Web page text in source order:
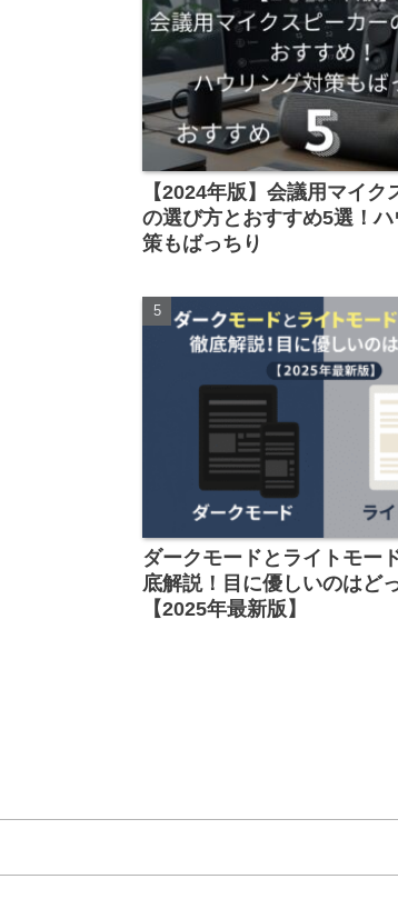
【2024年版】会議用マイク
の選び方とおすすめ5選！
策もばっちり
ダークモードとライトモー
底解説！目に優しいのはど
【2025年最新版】